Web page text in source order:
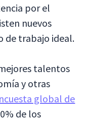
por el
nuevos
de trabajo ideal.
talentos
y otras
global de
de los